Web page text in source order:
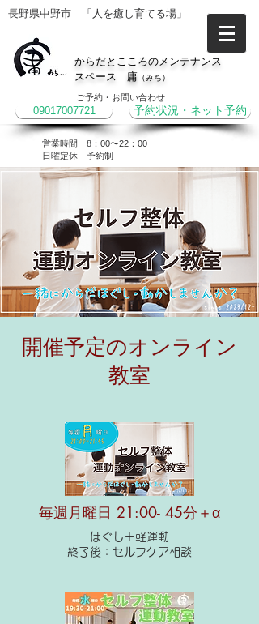
長野県中野市 「人を癒し育てる場」
からだとこころのメンテナンス
スペース 庸 （みち）
ご予約・お問い合わせ
09017007721 予約状況・ネット予約
営業時間 8：00〜22：00
​日曜定休 予約制
開催予定のオンライン
教室
毎週月曜日 21:00- 45分＋α
ほぐし＋軽運動
終了後：セルフケア相談